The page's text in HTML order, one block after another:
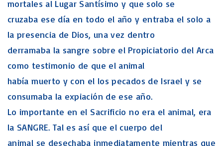
mortales al Lugar Santísimo y que solo se
cruzaba ese día en todo el año y entraba el solo a
la presencia de Dios, una vez dentro
derramaba la sangre sobre el Propiciatorio del Arca
como testimonio de que el animal
había muerto y con el los pecados de Israel y se
consumaba la expiación de ese año.
Lo importante en el Sacrificio no era el animal, era
la SANGRE. Tal es así que el cuerpo del
animal se desechaba inmediatamente mientras que